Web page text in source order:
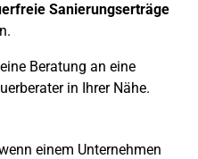
Sanierungserträge
Beratung an eine
in Ihrer Nähe.
einem Unternehmen